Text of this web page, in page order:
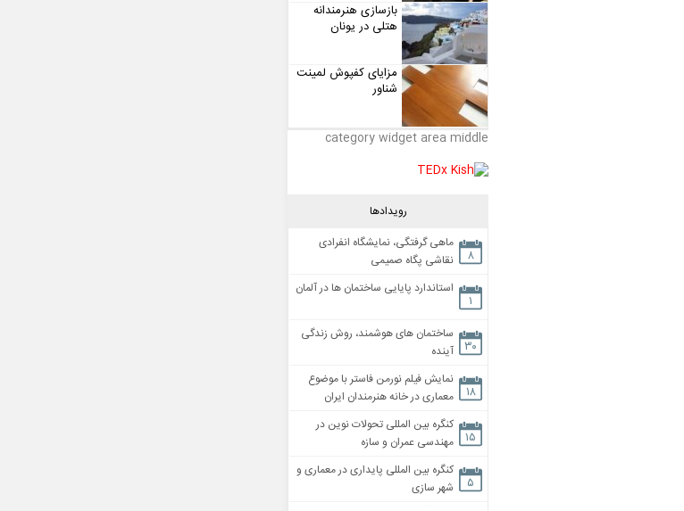
بازسازی هنرمندانه
هتلی در یونان
مزایای کفپوش لمینت
شناور
category widget area middle
رویدادها
۸
ماهی گرفتگی، نمایشگاه انفرادی
نقاشی پگاه صمیمی
۱
استاندارد پایایی ساختمان ها در آلمان
۳۰
ساختمان های هوشمند، روش زندگی
آینده
۱۸
نمایش فیلم نورمن فاستر با موضوع
معماری در خانه هنرمندان ایران
۱۵
کنگره بین المللی تحولات نوین در
مهندسی عمران و سازه
۵
کنگره بین المللی پایداری در معماری و
شهر سازی